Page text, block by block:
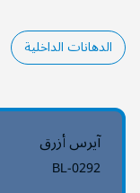
الدهانات الداخلية
آيرس أزرق
BL-0292